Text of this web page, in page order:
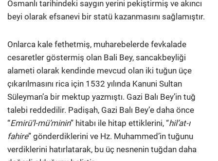
Osmanlı tarihindeki saygın yerini pekiştirmiş ve akıncı
beyi olarak efsanevi bir statü kazanmasını sağlamıştır.
Onlarca kale fethetmiş, muharebelerde fevkalade
cesaretler göstermiş olan Bali Bey, sancakbeyliği
alameti olarak kendinde mevcud olan iki tuğun üçe
çıkarılmasını rica için 1532 yılında Kanuni Sultan
Süleyman’a bir mektup yazmıştı. Gazi Balı Bey’in tuğ
talebi reddedilir. Padişah, Gazi Balı Bey’e daha önce
“Emirü’l-mü’minin” hitabı ile hitap ettiklerini, “hil’at-ı
fahire” gönderdiklerini ve Hz. Muhammed’in tuğunu
verdiklerini hatırlatarak, bu üç nesnenin tuğdan daha